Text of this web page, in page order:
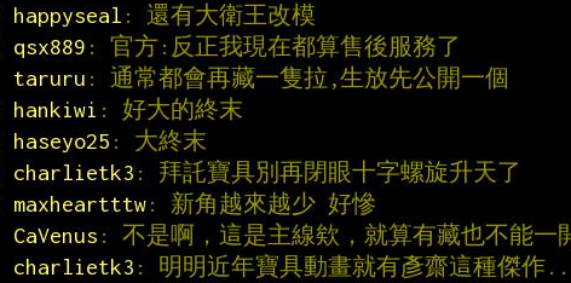
happyseal : 還有大衛王改模
qsx889 : 官方:反正我現在都算售後服務了
taruru : 通常都會再藏一隻拉,生放先公開一個
hankiwi : 好大的終末
haseyo25 : 大終末
charlietk3 : 拜託寶具別再閉眼十字螺旋升天了
maxheartttw: 新角越來越少 好慘
CaVenus : 不是啊，這是主線欸，就算有藏也不能一
charlietk3 : 明明近年寶具動畫就有彥齋這種傑作